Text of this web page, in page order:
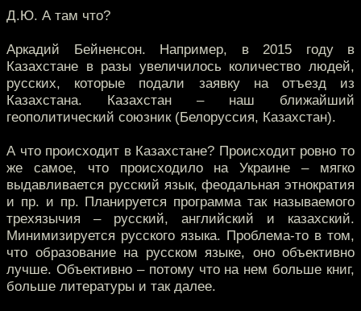
Д.Ю. А там что?
Аркадий Бейненсон. Например, в 2015 году в
Казахстане в разы увеличилось количество людей,
русских, которые подали заявку на отъезд из
Казахстана. Казахстан – наш ближайший
геополитический союзник (Белоруссия, Казахстан).
А что происходит в Казахстане? Происходит ровно то
же самое, что происходило на Украине – мягко
выдавливается русский язык, феодальная этнократия
и пр. и пр. Планируется программа так называемого
трехязычия – русский, английский и казахский.
Минимизируется русского языка. Проблема-то в том,
что образование на русском языке, оно объективно
лучше. Объективно – потому что на нем больше книг,
больше литературы и так далее.